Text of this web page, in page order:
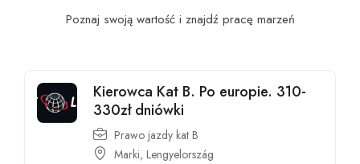
Poznaj swoją wartość i znajdź pracę marzeń
Kierowca Kat B. Po europie. 310-
330zł dniówki
Prawo jazdy kat B
Marki, Lengyelország